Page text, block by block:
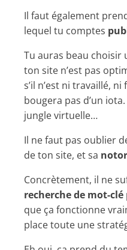
Il faut également
lequel tu comptes
Tu auras beau choisir
ton site n’est pas
s’il n’est ni travaillé, ni
bougera pas d’un
jungle virtuelle…
Il ne faut pas oublier
de ton site, et sa
Concrètement, il ne
recherche de mot-clé
que ça fonctionne
place toute une